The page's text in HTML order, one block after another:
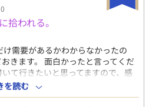
拾われる。
需要があるかわからなかったの
きます。 面白かったと言ってくだ
て行きたいと思ってますので、感
ます。 例にももれず男性妊娠、出
のざっくりとした設定、長編でか
を読む